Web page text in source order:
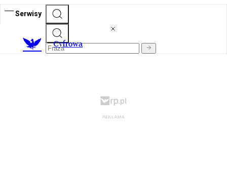
Serwisy
Cyfrowa